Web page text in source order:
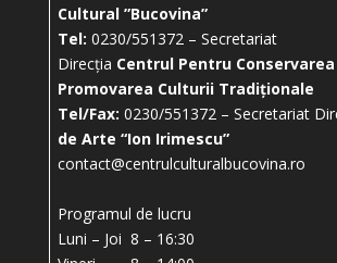
Cultural ”Bucovina”
Tel: 0230/551372 – Secretariat
Direcția Centrul Pentru
Promovarea Culturii Tradiționale
Tel/Fax: 0230/551372 – Secretariat
de Arte “Ion Irimescu”
contact@centrulculturalbucovina.ro
Programul de lucru
Luni – Joi 8 – 16:30